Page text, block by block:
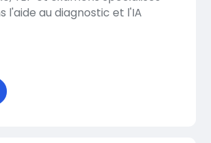
l'aide au diagnostic et l'IA